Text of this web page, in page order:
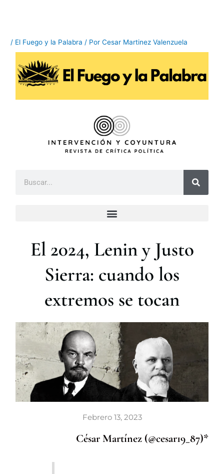
/ El Fuego y la Palabra / PorCesar Martinez Valenzuela
El 2024, Lenin y Justo
Sierra: cuando los
extremos se tocan
Febrero 13, 2023
César Martínez (@cesar19_87)*